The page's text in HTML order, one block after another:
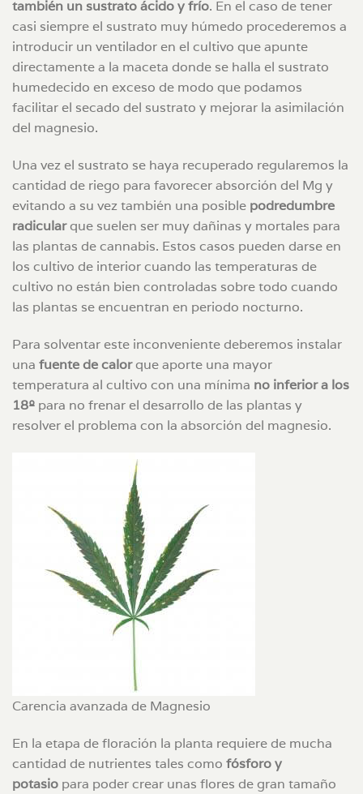
también un sustrato ácido y frío. En el caso de tener
casi siempre el sustrato muy húmedo procederemos a
introducir un ventilador en el cultivo que apunte
directamente a la maceta donde se halla el sustrato
humedecido en exceso de modo que podamos
facilitar el secado del sustrato y mejorar la asimilación
del magnesio.
Una vez el sustrato se haya recuperado regularemos la
cantidad de riego para favorecer absorción del Mg y
evitando a su vez también una posible podredumbre
radicularque suelen ser muy dañinas y mortales para
las plantas de cannabis. Estos casos pueden darse en
los cultivo de interior cuando las temperaturas de
cultivo no están bien controladas sobre todo cuando
las plantas se encuentran en periodo nocturno.
Para solventar este inconveniente deberemos instalar
una fuente de calorque aporte una mayor
temperatura al cultivo con una mínima no inferior a los
18º para no frenar el desarrollo de las plantas y
resolver el problema con la absorción del magnesio.
Carencia avanzada de Magnesio
En la etapa de floración la planta requiere de mucha
cantidad de nutrientes tales como fósforo y
potasio para poder crear unas flores de gran tamaño